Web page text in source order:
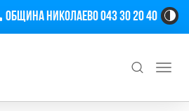
Телефон
Община Николаево 043 30 20 40